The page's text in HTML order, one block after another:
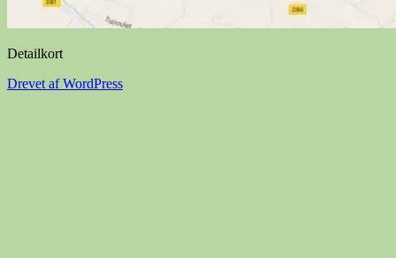
Detailkort
Drevet af WordPress